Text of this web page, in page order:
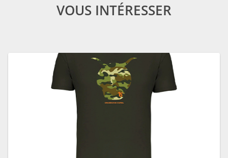
VOUS INTÉRESSER